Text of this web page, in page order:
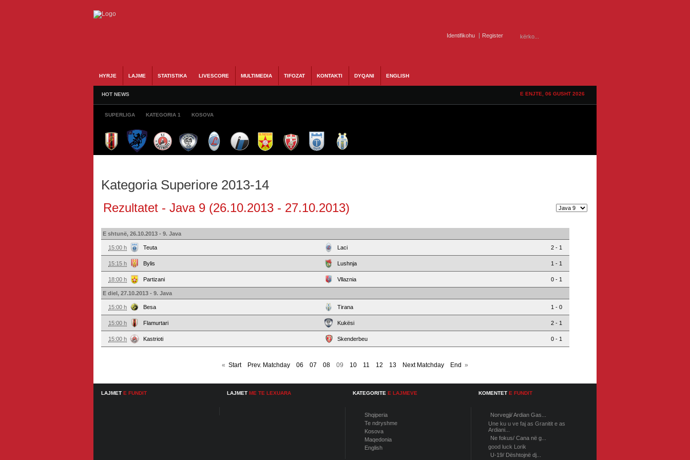
Identifikohu Register
HYRJE LAJME STATISTIKA LIVESCORE MULTIMEDIA TIFOZAT KONTAKTI DYQANI ENGLISH
HOT NEWS E ENJTE, 06 GUSHT 2026
SUPERLIGA KATEGORIA 1 KOSOVA
Kategoria Superiore 2013-14
Rezultatet - Java 9 (26.10.2013 - 27.10.2013)
E shtunë, 26.10.2013 - 9. Java
15:00 h Teuta Laci 2 - 1
15:15 h Bylis Lushnja 1 - 1
18:00 h Partizani Vllaznia 0 - 1
E diel, 27.10.2013 - 9. Java
15:00 h Besa Tirana 1 - 0
15:00 h Flamurtari Kukësi 2 - 1
15:00 h Kastrioti Skenderbeu 0 - 1
« Start Prev. Matchday 06 07 08 09 10 11 12 13 Next Matchday End »
LAJMET E FUNDIT LAJMET ME TE LEXUARA KATEGORITE E LAJMEVE
Shqiperia
Te ndryshme
Kosova
Maqedonia
English
KOMENTET E FUNDIT
Norvegji/ Ardian Gas...
Une ku u ve faj as Granitit e as
Ardiani...
Ne fokus/ Cana në g...
good luck Lorik
U-19/ Dështojnë dj...